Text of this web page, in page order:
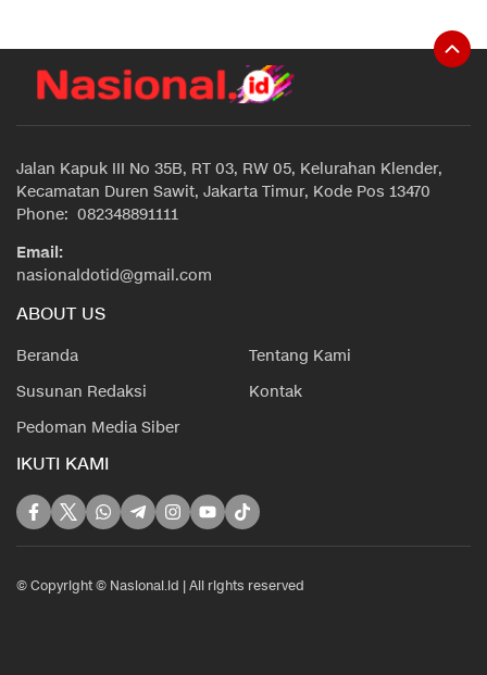
Jalan Kapuk III No 35B, RT 03, RW 05, Kelurahan Klender,
Kecamatan Duren Sawit, Jakarta Timur, Kode Pos 13470
Phone: 082348891111
Email:
nasionaldotid@gmail.com
ABOUT US
Beranda
Tentang Kami
Susunan Redaksi
Kontak
Pedoman Media Siber
IKUTI KAMI
© Copyright © Nasional.id | All rights reserved